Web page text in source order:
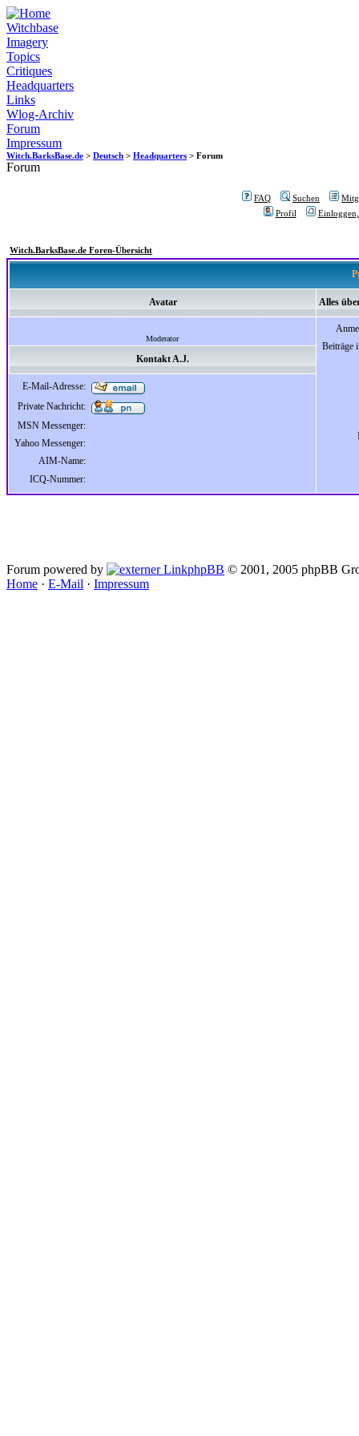
Witchbase
Imagery
Topics
Critiques
Headquarters
Links
Wlog-Archiv
Forum
Impressum
Witch.BarksBase.de > Deutsch > Headquarters > Forum
Forum
FAQ Suchen
Profil
Witch.BarksBase.de Foren-Übersicht
Avatar Alles
Moderator
Beiträge
Kontakt A.J.
E-Mail-Adresse:
Private Nachricht:
MSN Messenger:
Yahoo Messenger:
AIM-Name:
ICQ-Nummer:
Forum powered by phpBB © 2001, 2005 phpBB
Home · E-Mail · Impressum